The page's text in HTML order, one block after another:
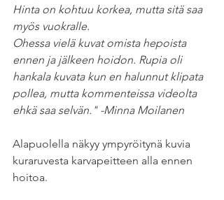
Hinta on kohtuu korkea, mutta sitä saa
myös vuokralle.
Ohessa vielä kuvat omista hepoista
ennen ja jälkeen hoidon. Rupia oli
hankala kuvata kun en halunnut klipata
pollea, mutta kommenteissa videolta
ehkä saa selvän." -Minna Moilanen
Alapuolella näkyy ympyröitynä kuvia
kuraruvesta karvapeitteen alla ennen
hoitoa.